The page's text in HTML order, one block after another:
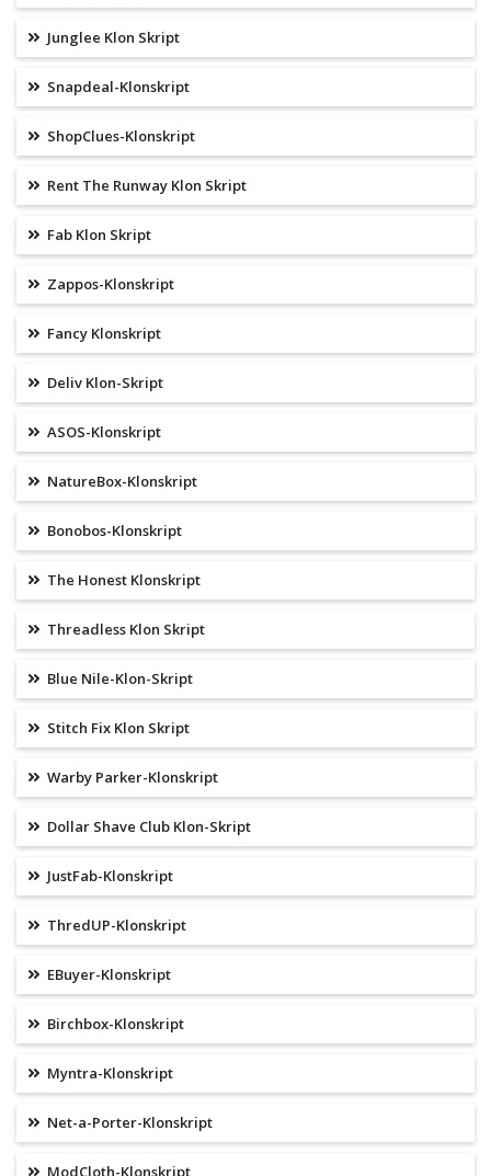
Junglee Klon Skript
Snapdeal-Klonskript
ShopClues-Klonskript
Rent The Runway Klon Skript
Fab Klon Skript
Zappos-Klonskript
Fancy Klonskript
Deliv Klon-Skript
ASOS-Klonskript
NatureBox-Klonskript
Bonobos-Klonskript
The Honest Klonskript
Threadless Klon Skript
Blue Nile-Klon-Skript
Stitch Fix Klon Skript
Warby Parker-Klonskript
Dollar Shave Club Klon-Skript
JustFab-Klonskript
ThredUP-Klonskript
EBuyer-Klonskript
Birchbox-Klonskript
Myntra-Klonskript
Net-a-Porter-Klonskript
ModCloth-Klonskript